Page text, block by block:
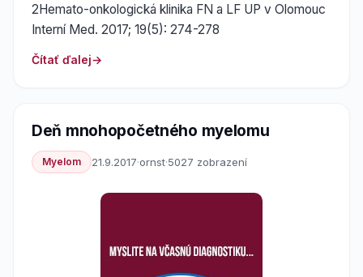
2Hemato-onkologická klinika FN a LF UP v Olomouc
Interní Med. 2017; 19(5): 274-278
Čítať ďalej
Deň mnohopočetného myelomu
Myelom 21.9.2017·ornst·5027 zobrazení